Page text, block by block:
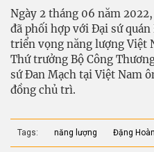
Ngày 2 tháng 06 năm
đã phối hợp với Đại sứ
triển vọng năng lượng Việt
Thứ trưởng Bộ Công
sứ Đan Mạch tại Việt Nam
đồng chủ trì.
Tags: năng lượng Đặng